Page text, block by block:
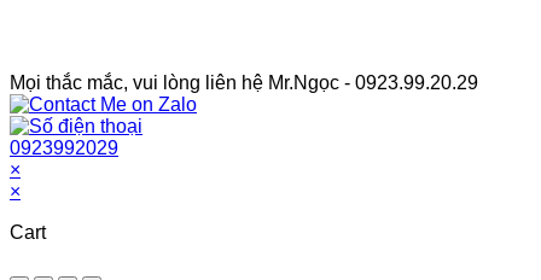
Mọi thắc mắc, vui lòng liên hệ Mr.Ngọc - 0923.99.20.29
0923992029
×
×
Cart